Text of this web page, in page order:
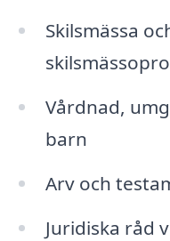
Skilsmässa
Vårdnad,
barn
Arv och
Juridiska råd